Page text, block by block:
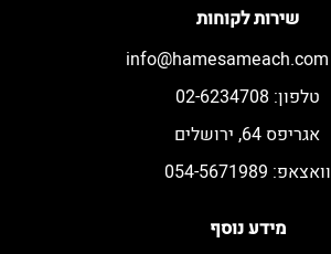
מידע נוסף
שירות לקוחות
info@hamesameach.com
טלפון: 02-6234708
אגריפס 64, ירושלים
וואצאפ: 054-5671989